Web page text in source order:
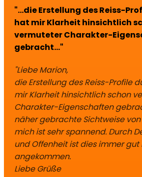
"...die Erstellung des Reiss-
hat mir Klarheit hinsichtlich
vermuteter Charakter-
gebracht..."
"Liebe Marion,
die Erstellung des Reiss-Profile
mir Klarheit hinsichtlich schon
Charakter-Eigenschaften
näher gebrachte Sichtweise
mich ist sehr spannend. Durch
und Offenheit ist dies immer gut
angekommen.
Liebe Grüße